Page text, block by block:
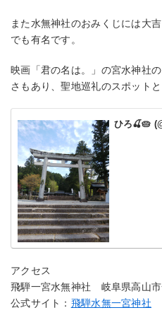
また水無神社のおみくじには大
でも有名です。
映画「君の名は。」の宮水神社
さもあり、聖地巡礼のスポットと
ひろ🍒🥧
アクセス
飛騨一宮水無神社 岐阜県高山
公式サイト： 飛騨水無一宮神社